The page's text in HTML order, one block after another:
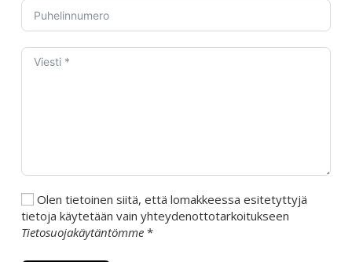
Olen tietoinen siitä, että lomakkeessa esitetyttyjä
tietoja käytetään vain yhteydenottotarkoitukseen
Tietosuojakäytäntömme*